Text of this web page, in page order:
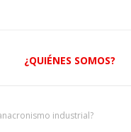
¿QUIÉNES SOMOS?
industrial?